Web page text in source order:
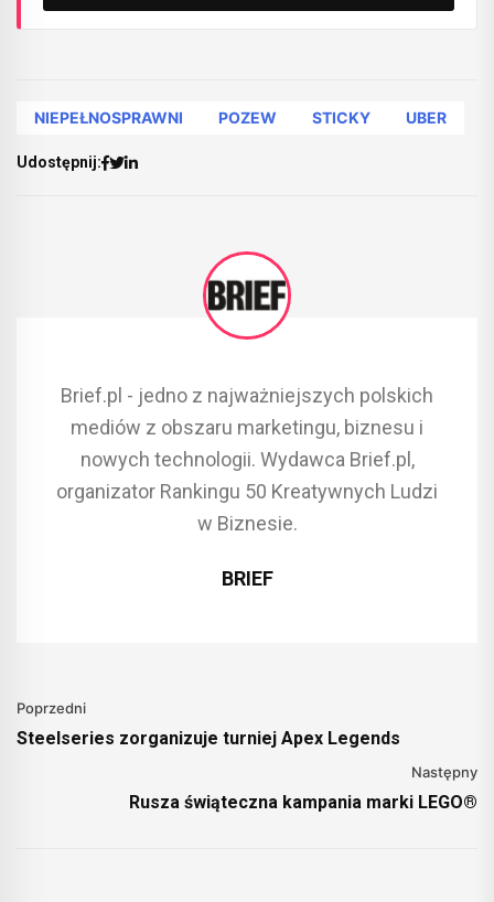
NIEPEŁNOSPRAWNI POZEW STICKY UBER
Udostępnij:
Brief.pl - jedno z najważniejszych polskich
mediów z obszaru marketingu, biznesu i
nowych technologii. Wydawca Brief.pl,
organizator Rankingu 50 Kreatywnych Ludzi
w Biznesie.
BRIEF
Poprzedni
Steelseries zorganizuje turniej Apex Legends
Następny
Rusza świąteczna kampania marki LEGO®